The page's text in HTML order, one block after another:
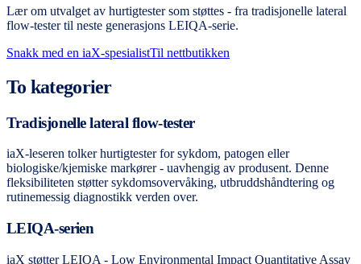
Lær om utvalget av hurtigtester som støttes - fra tradisjonelle lateral
flow-tester til neste generasjons LEIQA-serie.
Snakk med en iaX-spesialistTil nettbutikken
To kategorier
Tradisjonelle lateral flow-tester
iaX-leseren tolker hurtigtester for sykdom, patogen eller
biologiske/kjemiske markører - uavhengig av produsent. Denne
fleksibiliteten støtter sykdomsovervåking, utbruddshåndtering og
rutinemessig diagnostikk verden over.
LEIQA-serien
iaX støtter LEIQA - Low Environmental Impact Quantitative Assay